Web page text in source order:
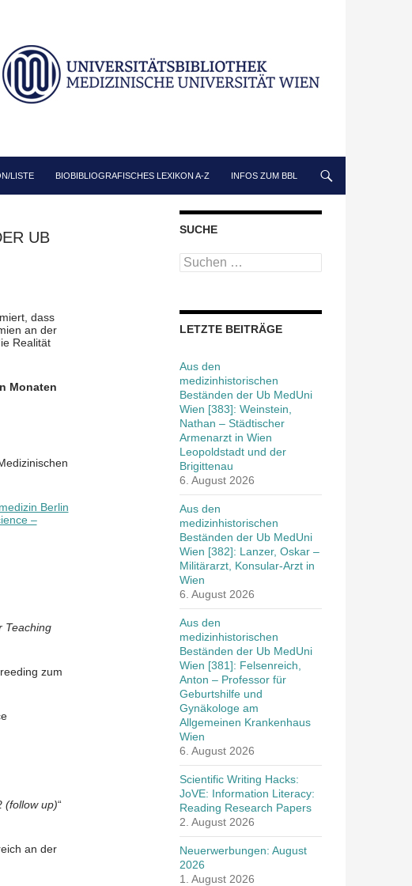
LISTE
BIOBIBLIOGRAFISCHES LEXIKON A-Z INFOS ZUM BBL
UB
dass
an der
Realität
Monaten
Berlin
–
Teaching
zum
(follow up)“
an der
SUCHE
Suchen
nach:
LETZTE BEITRÄGE
Aus den
medizinhistorischen
Beständen der Ub MedUni
Wien [383]: Weinstein,
Nathan – Städtischer
Armenarzt in Wien
Leopoldstadt und der
Brigittenau
6. August 2026
Aus den
medizinhistorischen
Beständen der Ub MedUni
Wien [382]: Lanzer, Oskar –
Militärarzt, Konsular-Arzt in
Wien
6. August 2026
Aus den
medizinhistorischen
Beständen der Ub MedUni
Wien [381]: Felsenreich,
Anton – Professor für
Geburtshilfe und
Gynäkologe am
Allgemeinen Krankenhaus
Wien
6. August 2026
Scientific Writing Hacks:
JoVE: Information Literacy:
Reading Research Papers
2. August 2026
Neuerwerbungen: August
2026
1. August 2026